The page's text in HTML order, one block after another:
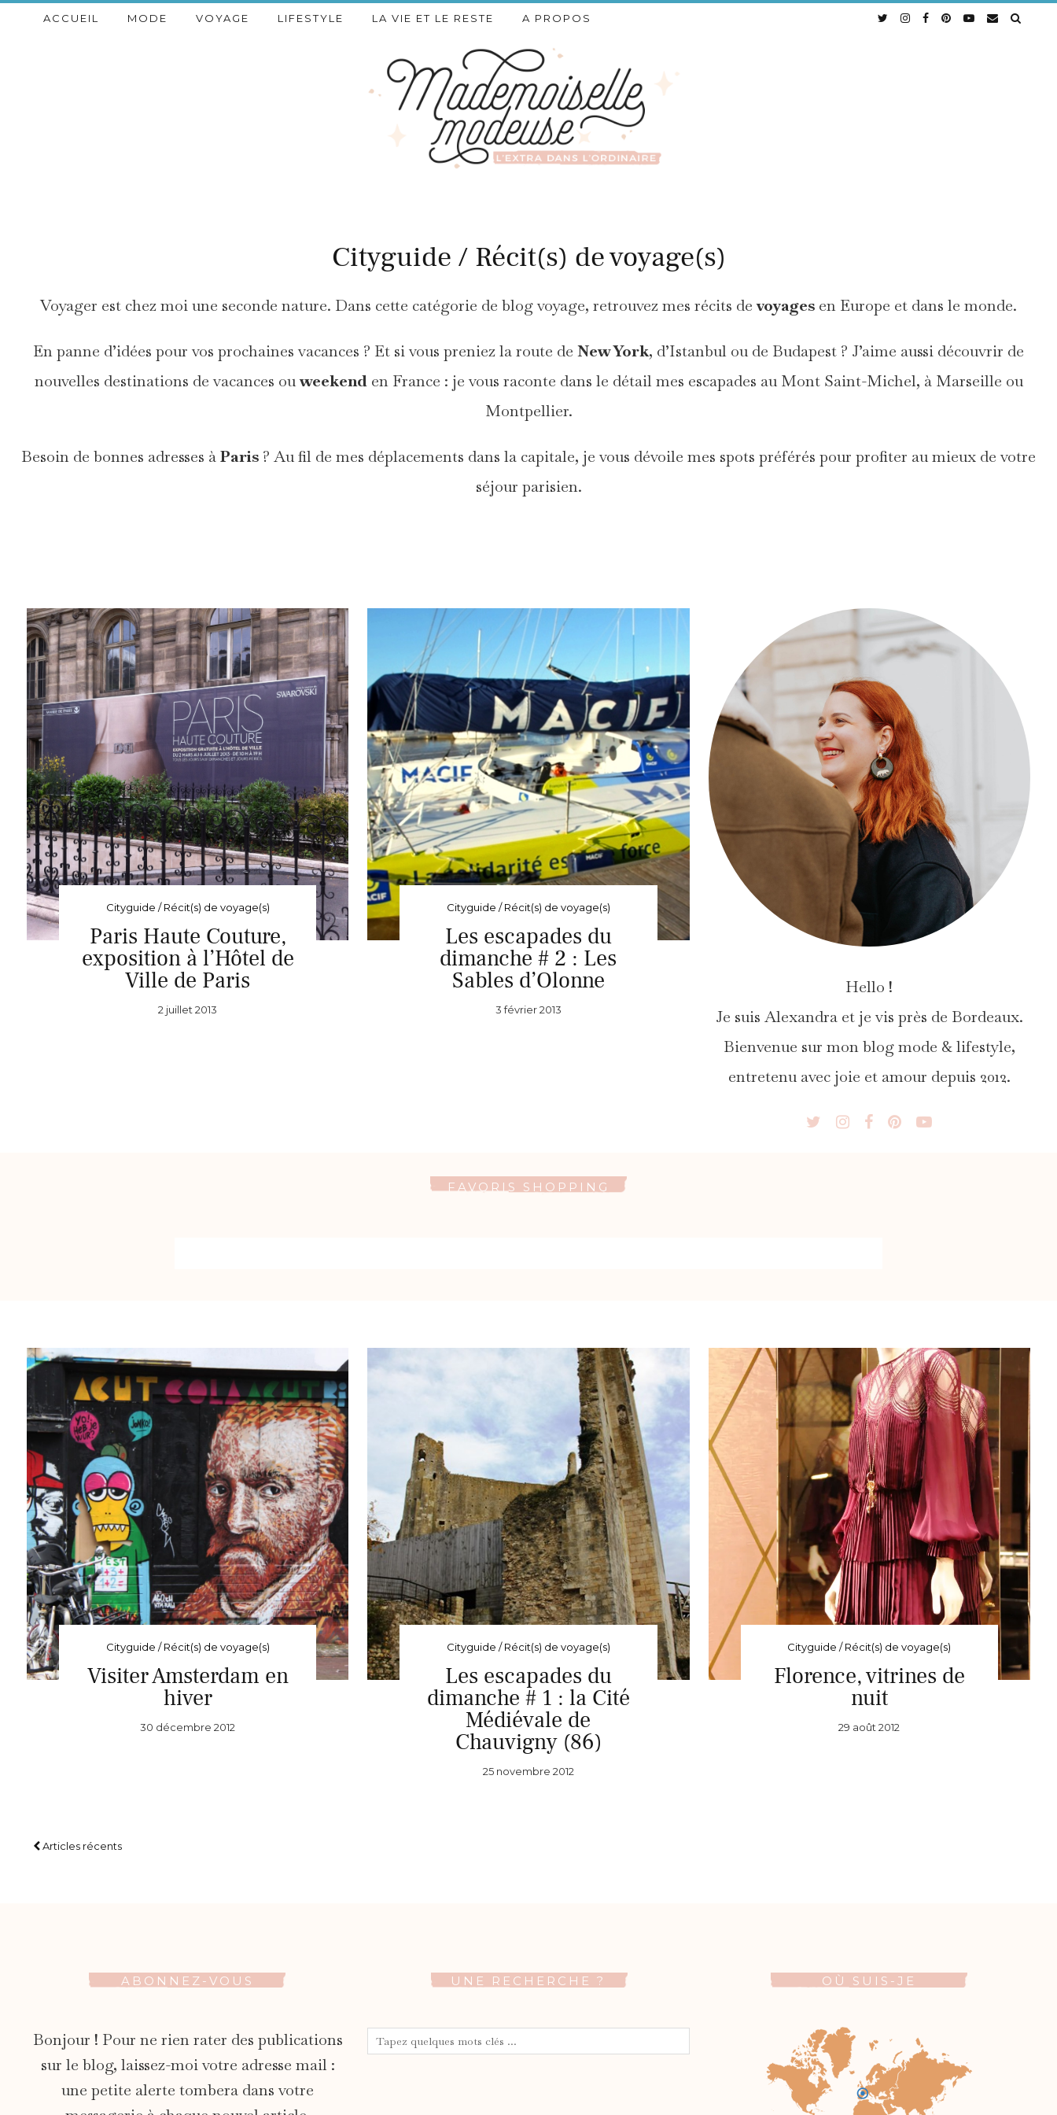
ACCUEIL MODE VOYAGE LIFESTYLE LA VIE ET LE RESTE A PROPOS
Cityguide / Récit(s) de voyage(s)
Voyager est chez moi une seconde nature. Dans cette catégorie de blog voyage, retrouvez mes récits devoyages en Europe et dans le monde.
En panne d’idées pour vos prochaines vacances ? Et si vous preniez la route de New York, d’Istanbul ou de Budapest ? J’aime aussi découvrir de
nouvelles destinations de vacances ouweekenden France : je vous raconte dans le détail mes escapades au Mont Saint-Michel, à Marseille ou
Montpellier.
Besoin de bonnes adresses àParis ? Au fil de mes déplacements dans la capitale, je vous dévoile mes spots préférés pour profiter au mieux de votre
séjour parisien.
Cityguide / Récit(s) de voyage(s)
Paris Haute Couture,
exposition à l’Hôtel de
Ville de Paris
2 juillet 2013
Cityguide / Récit(s) de voyage(s)
Les escapades du
dimanche # 2 : Les
Sables d’Olonne
3 février 2013
Hello !
Je suis Alexandra et je vis près de Bordeaux.
Bienvenue sur mon blog mode & lifestyle,
entretenu avec joie et amour depuis 2012.
FAVORIS SHOPPING
Cityguide / Récit(s) de voyage(s)
Visiter Amsterdam en
hiver
30 décembre 2012
Cityguide / Récit(s) de voyage(s)
Les escapades du
dimanche # 1 : la Cité
Médiévale de
Chauvigny (86)
25 novembre 2012
Cityguide / Récit(s) de voyage(s)
Florence, vitrines de
nuit
29 août 2012
Articles récents
ABONNEZ-VOUS
Bonjour ! Pour ne rien rater des publications
sur le blog, laissez-moi votre adresse mail :
une petite alerte tombera dans votre
UNE RECHERCHE ? OÙ SUIS-JE